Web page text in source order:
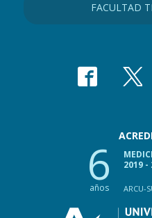
FACULTAD
6
años
2019 -
ARCU-